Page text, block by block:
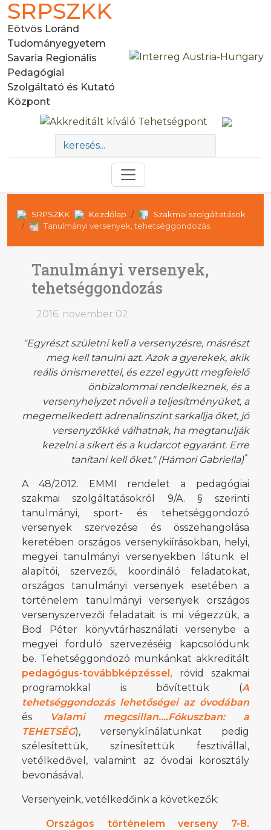
SRPSZKK
Eötvös Loránd
Tudományegyetem
Savaria Regionális
Pedagógiai
Szolgáltató és Kutató
Központ
SRPSZKK Kezdőlap
Szakmai szolgáltatások
Tanulmányi versenyek, tehetséggondozás
Tanulmányi versenyek,
tehetséggondozás
2016. november 02.
"Egyrészt születni kell a versenyzésre, másrészt
meg kell tanulni azt. Azok a gyerekek, akik
reális önismerettel, és ezzel együtt megfelelő
önbizalommal rendelkeznek, és a
versenyhelyzet növeli a teljesítményüket, a
megemelkedett adrenalinszint sarkallja őket, jó
versenyzőkké válhatnak, ha megtanulják
kezelni a sikert és a kudarcot egyaránt. Erre
tanítani kell őket." (Hámori Gabriella)*
A 48/2012. EMMI rendelet a pedagógiai
szakmai szolgáltatásokról 9/A. § szerinti
tanulmányi, sport- és tehetséggondozó
versenyek szervezése és összehangolása
keretében országos versenykiírásokban, helyi,
megyei tanulmányi versenyekben látunk el
alapítói, szervezői, koordináló feladatokat,
országos tanulmányi versenyek esetében a
történelem tanulmányi versenyek országos
versenyszervezői feladatait is mi végezzük, a
Bod Péter könyvtárhasználati versenybe a
megyei forduló szervezéséig kapcsolódunk
be. Tehetséggondozó munkánkat akkreditált
pedagógus-továbbképzéssel, rövid szakmai
programokkal is bővítettük (A
tehetséggondozás lehetőségei az óvodában
és
Valami megcsillan….Fókuszban: a
TEHETSÉG), versenykínálatunkat pedig
szélesítettük, színesítettük fesztivállal,
vetélkedővel, valamint az óvodai korosztály
bevonásával.
Versenyeink, vetélkedőink a következők:
Országos történelem verseny 7-8.